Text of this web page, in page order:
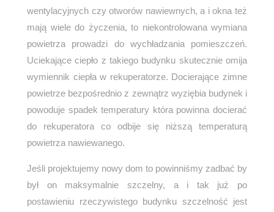
wentylacyjnych czy otworów nawiewnych, a i okna też
mają wiele do życzenia, to niekontrolowana wymiana
powietrza prowadzi do wychładzania pomieszczeń.
Uciekające ciepło z takiego budynku skutecznie omija
wymiennik ciepła w rekuperatorze. Docierające zimne
powietrze bezpośrednio z zewnątrz wyziębia budynek i
powoduje spadek temperatury która powinna docierać
do rekuperatora co odbije się niższą temperaturą
powietrza nawiewanego.
Jeśli projektujemy nowy dom to powinniśmy zadbać by
był on maksymalnie szczelny, a i tak już po
postawieniu rzeczywistego budynku szczelność jest